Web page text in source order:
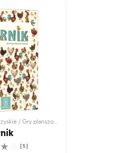
i krzyżyk
całej rodziny
☆
☆ (4)
dzisiaj
,95zł
Gry planszowe i towarzyskie / Gry planszowe dla dzieci
☆ (5)